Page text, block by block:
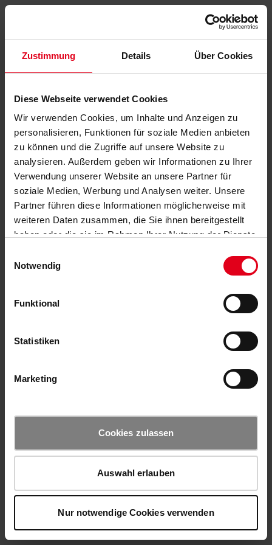
Zustimmung Details Über Cookies
Diese Webseite verwendet Cookies
Wir verwenden Cookies, um Inhalte und Anzeigen zu
personalisieren, Funktionen für soziale Medien anbieten
zu können und die Zugriffe auf unsere Website zu
analysieren. Außerdem geben wir Informationen zu Ihrer
Verwendung unserer Website an unsere Partner für
soziale Medien, Werbung und Analysen weiter. Unsere
Partner führen diese Informationen möglicherweise mit
weiteren Daten zusammen, die Sie ihnen bereitgestellt
haben oder die sie im Rahmen Ihrer Nutzung der Dienste
Notwendig
Funktional
Statistiken
Marketing
Cookies zulassen
Auswahl erlauben
Nur notwendige Cookies verwenden